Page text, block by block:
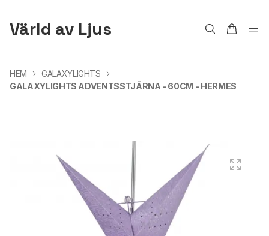
Värld av Ljus
HEM
GALAXYLIGHTS
GALAXYLIGHTS ADVENTSSTJÄRNA - 60CM - HERMES